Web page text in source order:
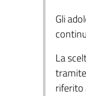
Gli
La
riferito